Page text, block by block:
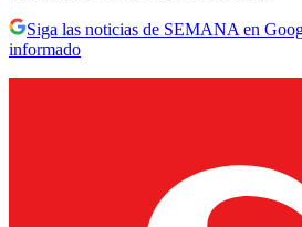
Siga las noticias de SEMANA en
informado